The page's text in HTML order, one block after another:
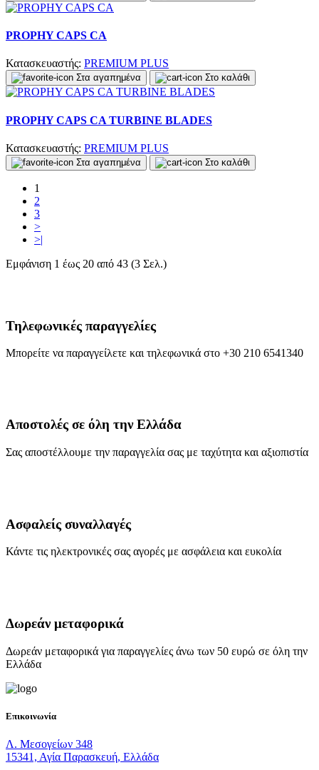
PROPHY CAPS CA
Κατασκευαστής: PREMIUM PLUS
Στα αγαπημένα Στο καλάθι
PROPHY CAPS CA TURBINE BLADES
Κατασκευαστής: PREMIUM PLUS
Στα αγαπημένα Στο καλάθι
1
2
3
>
>|
Εμφάνιση 1 έως 20 από 43 (3 Σελ.)
Τηλεφωνικές παραγγελίες
Μπορείτε να παραγγείλετε και τηλεφωνικά στο +30 210 6541340
Αποστολές σε όλη την Ελλάδα
Σας αποστέλλουμε την παραγγελία σας με ταχύτητα και αξιοπιστία
Ασφαλείς συναλλαγές
Κάντε τις ηλεκτρονικές σας αγορές με ασφάλεια και ευκολία
Δωρεάν μεταφορικά
Δωρεάν μεταφορικά για παραγγελίες άνω των 50 ευρώ σε όλη την
Ελλάδα
Επικοινωνία
Λ. Μεσογείων 348
15341, Αγία Παρασκευή, Ελλάδα